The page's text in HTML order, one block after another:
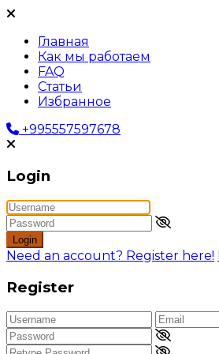
Главная
Как мы работаем
FAQ
Статьи
Избранное
+995557597678
Login
Login
Need an account? Register here!
Register